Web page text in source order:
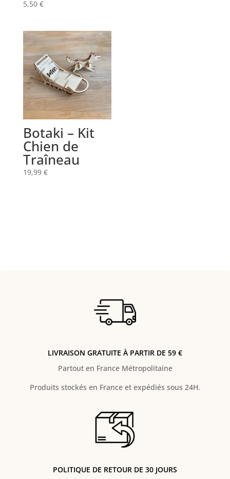
5,50 €
Botaki – Kit
Chien de
Traîneau
19,99 €
LIVRAISON GRATUITE À PARTIR DE 59 €
Partout en France Métropolitaine
Produits stockés en France et expédiés sous 24H.
POLITIQUE DE RETOUR DE 30 JOURS